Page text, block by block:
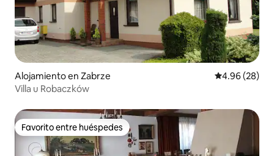
Alojamiento en Zabrze Calificación
4.96 (28)
Villa u Robaczków
Favorito entre huéspedes
Favorito entre huéspedes